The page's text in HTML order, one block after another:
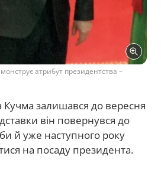
атрибут президентства –
Кучма залишався до вересня
він повернувся до
й уже наступного року
на посаду президента.